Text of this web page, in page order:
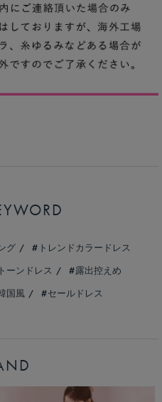
グ
トレンドカラードレス
ーンドレス
露出控えめ
国風 セールドレス